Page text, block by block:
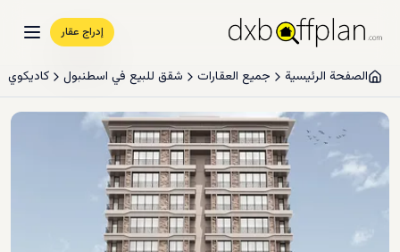
إدراج عقار
الصفحة الرئيسية جميع العقارات شقق للبيع في اسطنبول كاديكوي